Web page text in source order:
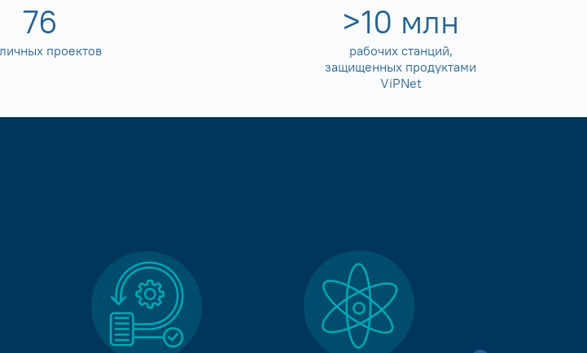
80
проектов
>10 млн
рабочих станций,
защищенных продуктами
ViPNet